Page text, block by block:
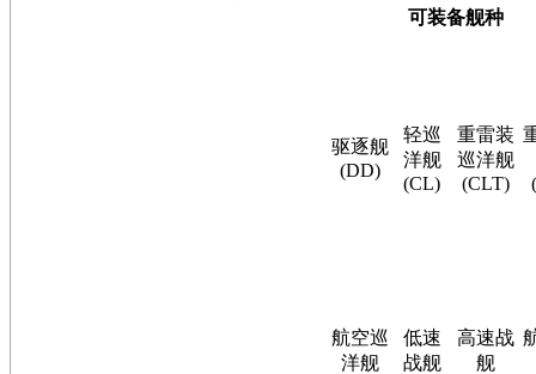
可装备舰种
驱逐舰
(DD)
轻巡
洋舰
(CL)
重雷装
巡洋舰
(CLT)
航空巡
洋舰
低速
战舰
高速战
舰